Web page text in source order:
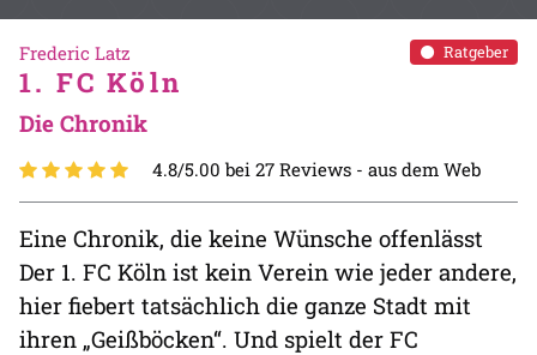
Ratgeber
Frederic Latz
1. FC Köln
Die Chronik
4.8/5.00 bei 27 Reviews - aus dem Web
Eine Chronik, die keine Wünsche offenlässt
Der 1. FC Köln ist kein Verein wie jeder andere,
hier fiebert tatsächlich die ganze Stadt mit
ihren „Geißböcken“. Und spielt der FC